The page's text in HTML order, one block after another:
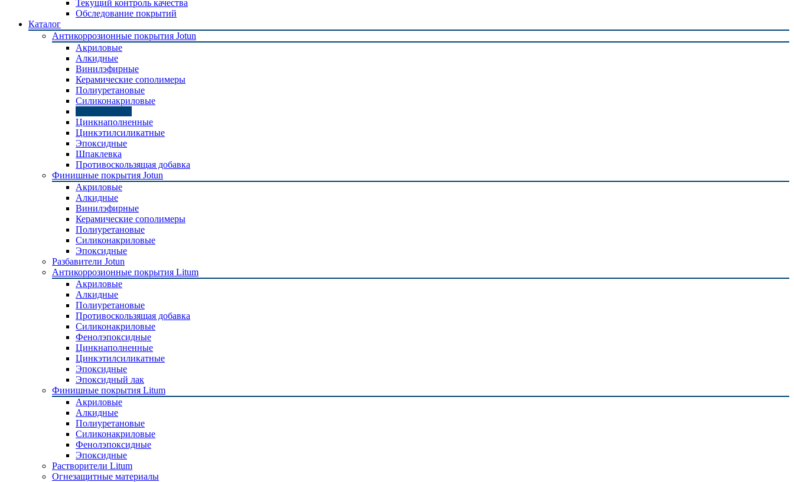
Текущий контроль качества
Обследование покрытий
Каталог
Антикоррозионные покрытия Jotun
Акриловые
Алкидные
Винилэфирные
Керамические сополимеры
Полиуретановые
Силиконакриловые
Цинкнаполненные
Цинкэтилсиликатные
Эпоксидные
Шпаклевка
Противоскользящая добавка
Финишные покрытия Jotun
Акриловые
Алкидные
Винилэфирные
Керамические сополимеры
Полиуретановые
Силиконакриловые
Эпоксидные
Разбавители Jotun
Антикоррозионные покрытия Litum
Акриловые
Алкидные
Полиуретановые
Противоскользящая добавка
Силиконакриловые
Фенолэпоксидные
Цинкнаполненные
Цинкэтилсиликатные
Эпоксидные
Эпоксидный лак
Финишные покрытия Litum
Акриловые
Алкидные
Полиуретановые
Силиконакриловые
Фенолэпоксидные
Эпоксидные
Растворители Litum
Огнезащитные материалы